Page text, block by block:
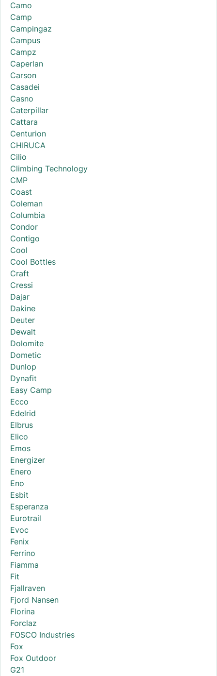
Camo
Camp
Campingaz
Campus
Campz
Caperlan
Carson
Casadei
Casno
Caterpillar
Cattara
Centurion
CHIRUCA
Cilio
Climbing Technology
CMP
Coast
Coleman
Columbia
Condor
Contigo
Cool
Cool Bottles
Craft
Cressi
Dajar
Dakine
Deuter
Dewalt
Dolomite
Dometic
Dunlop
Dynafit
Easy Camp
Ecco
Edelrid
Elbrus
Elico
Emos
Energizer
Enero
Eno
Esbit
Esperanza
Eurotrail
Evoc
Fenix
Ferrino
Fiamma
Fit
Fjallraven
Fjord Nansen
Florina
Forclaz
FOSCO Industries
Fox
Fox Outdoor
G21